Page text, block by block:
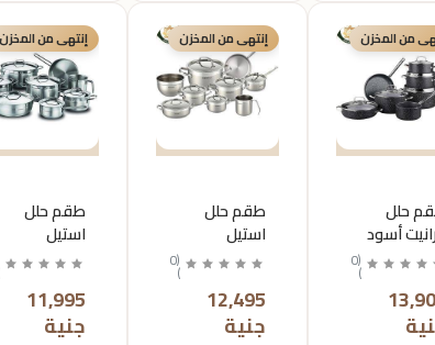
من المخزن
حلل
جرانيت أسود
18قطعه من (
0
)
إنتهى من المخزن
طقم حلل
استيل
15قطعه من
كركوماز
(
0
)
12,495
جنية
إنتهى من المخزن
طقم حلل
استيل
14قطعه من
كركوماز
11,995
جنية